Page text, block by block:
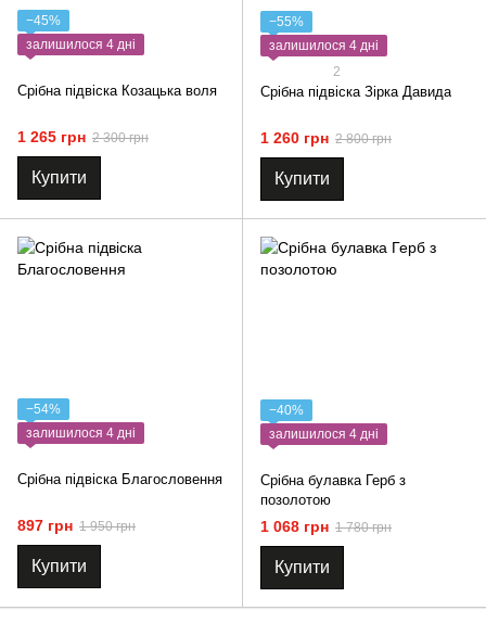
−45%
залишилося 4 дні
Срібна підвіска Козацька воля
1 265 грн 2 300 грн
Купити
−55%
залишилося 4 дні
2
Срібна підвіска Зірка Давида
1 260 грн 2 800 грн
Купити
−54%
залишилося 4 дні
Срібна підвіска Благословення
897 грн 1 950 грн
Купити
−40%
залишилося 4 дні
Срібна булавка Герб з
позолотою
1 068 грн 1 780 грн
Купити